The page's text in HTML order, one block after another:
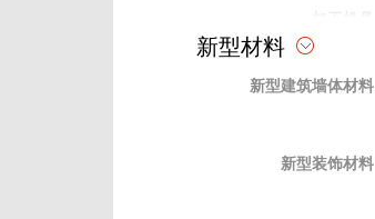
电动工具
试验仪器
新型材料
新型建筑墙体材料
新型装饰材料